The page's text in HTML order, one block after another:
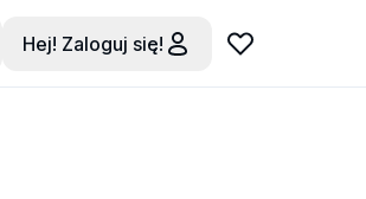
Hej! Zaloguj się!